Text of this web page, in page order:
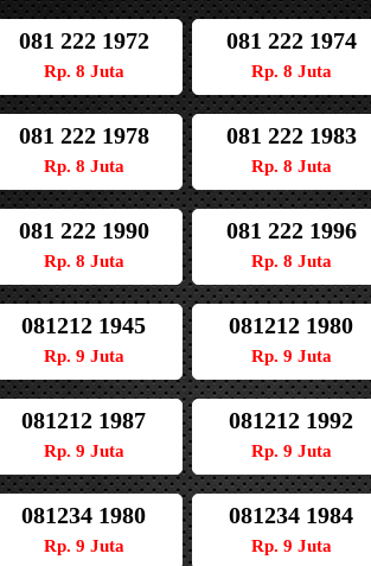
081 222 1972
Rp. 8 Juta
081 222 1974
Rp. 8 Juta
081 222 1978
Rp. 8 Juta
081 222 1983
Rp. 8 Juta
081 222 1990
Rp. 8 Juta
081 222 1996
Rp. 8 Juta
081212 1945
Rp. 9 Juta
081212 1980
Rp. 9 Juta
081212 1987
Rp. 9 Juta
081212 1992
Rp. 9 Juta
081234 1980
Rp. 9 Juta
081234 1984
Rp. 9 Juta